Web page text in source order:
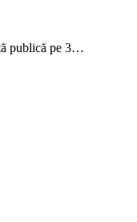
publică pe 3…